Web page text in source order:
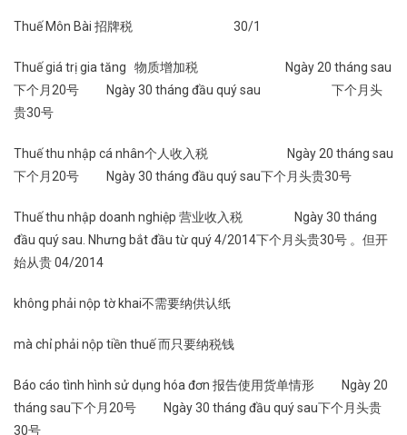
Thuế Môn Bài 招牌税 30/1
Thuế giá trị gia tăng 物质增加税 Ngày 20 tháng sau
下个月20号 Ngày 30 tháng đầu quý sau 下个月头
贵30号
Thuế thu nhập cá nhân个人收入税 Ngày 20 tháng sau
下个月20号 Ngày 30 tháng đầu quý sau下个月头贵30号
Thuế thu nhập doanh nghiệp 营业收入税 Ngày 30 tháng
đầu quý sau. Nhưng bắt đầu từ quý 4/2014下个月头贵30号 。但开
始从贵 04/2014
không phải nộp tờ khai不需要纳供认纸
mà chỉ phải nộp tiền thuế 而只要纳税钱
Báo cáo tình hình sử dụng hóa đơn 报告使用货单情形 Ngày 20
tháng sau下个月20号 Ngày 30 tháng đầu quý sau下个月头贵
30号